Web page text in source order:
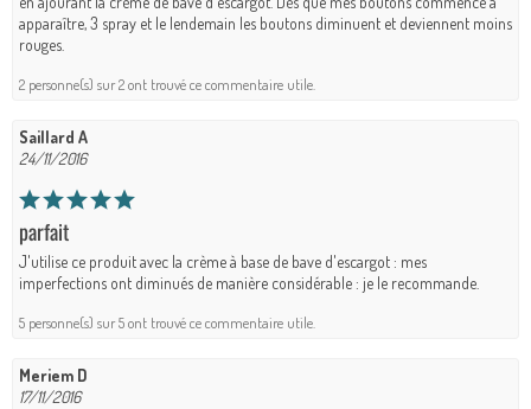
apparaître, 3 spray et le lendemain les boutons diminuent et deviennent moins
rouges.
2 personne(s) sur 2 ont trouvé ce commentaire utile.
Saillard A
24/11/2016
parfait
J'utilise ce produit avec la crème à base de bave d'escargot : mes
imperfections ont diminués de manière considérable : je le recommande.
5 personne(s) sur 5 ont trouvé ce commentaire utile.
Meriem D
17/11/2016